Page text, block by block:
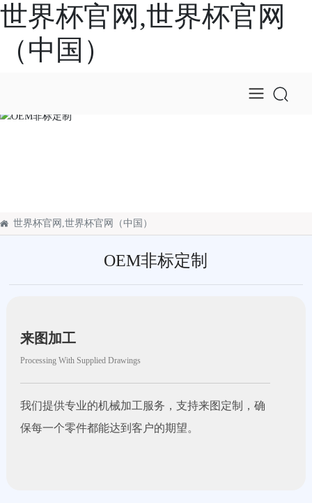
世界杯官网,世界杯官网
（中国）
世界杯官网,世界杯官网（中国）
OEM非标定制
来图加工
Processing With Supplied Drawings
我们提供专业的机械加工服务，支持来图定制，确
保每一个零件都能达到客户的期望。